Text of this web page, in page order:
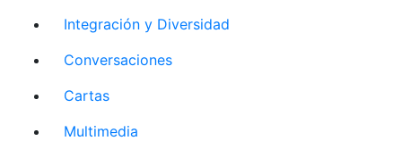
Integración y Diversidad
Conversaciones
Cartas
Multimedia